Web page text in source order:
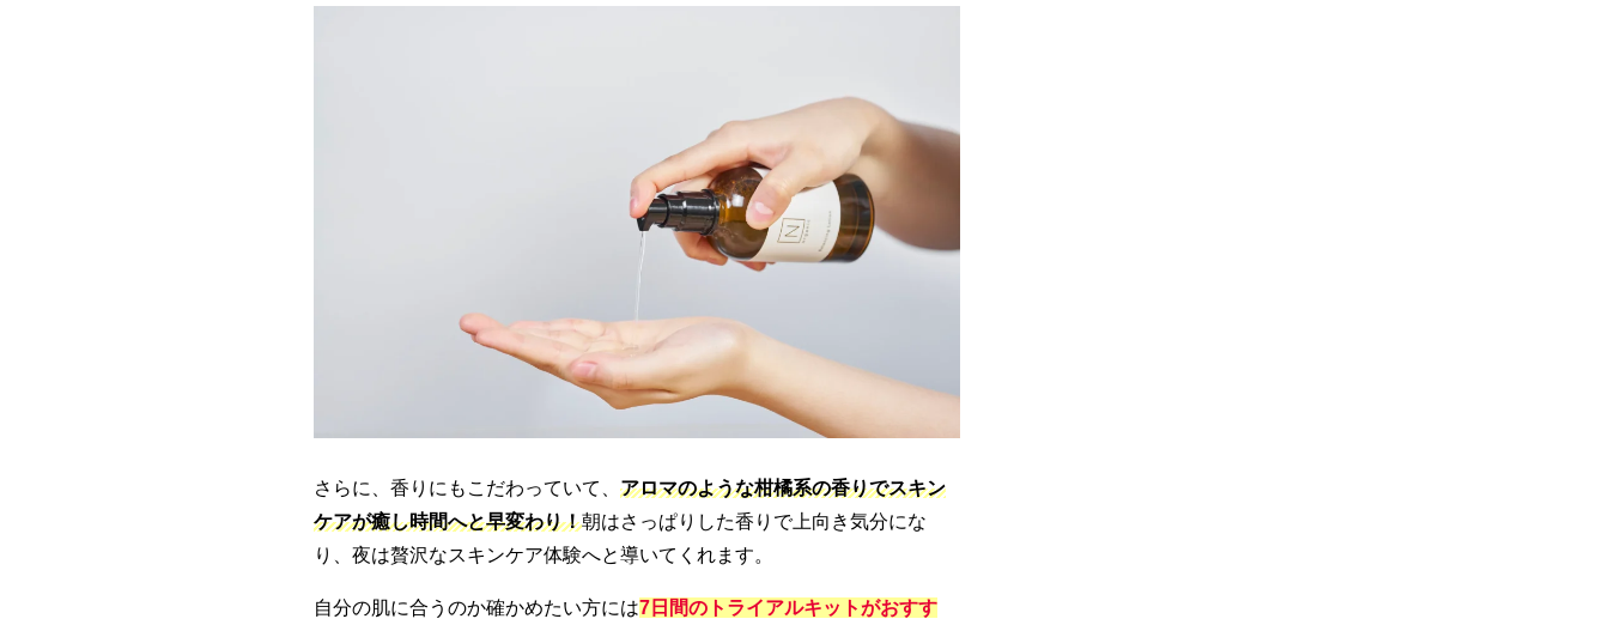
さらに、香りにもこだわっていて、 アロマのような柑橘系の香りでスキン
ケアが癒し時間へと早変わり！朝はさっぱりした香りで上向き気分にな
り、夜は贅沢なスキンケア体験へと導いてくれます。
自分の肌に合うのか確かめたい方には7日間のトライアルキットがおすす